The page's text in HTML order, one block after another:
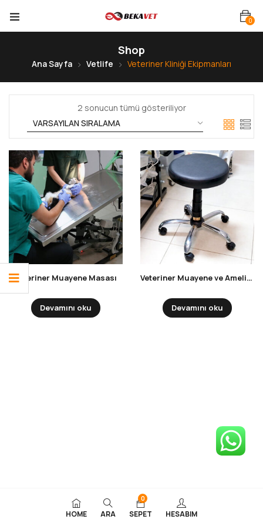
0
Shop
Ana Sayfa Vetlife Veteriner Kliniği Ekipmanları
2 sonucun tümü gösteriliyor
Veteriner Muayene Masası
Devamını oku
Veteriner Muayene ve Ameliyathane Taburesi
Devamını oku
HOME ARA
0
SEPET HESABIM